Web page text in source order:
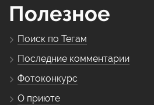
Полезное
Поиск по Тегам
Последние комментарии
Фотоконкурс
О приюте